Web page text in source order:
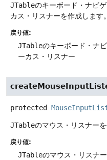
JTableのキーボード・ナビ
カス・リスナーを作成します。
戻り値:
JTableのキーボード・ナ
ーカス・リスナー
protected
JTableのマウス・リスナーを
戻り値:
JTableのマウス・リスナー